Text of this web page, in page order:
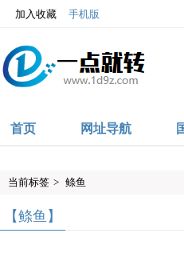
加入收藏 手机版
首页 网址导航
当前标签 > 鲦鱼
【鲦鱼】